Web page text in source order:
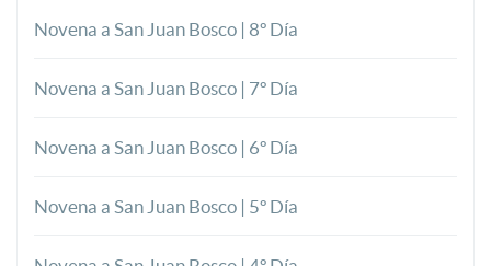
Novena a San Juan Bosco | 8º Día
Novena a San Juan Bosco | 7º Día
Novena a San Juan Bosco | 6º Día
Novena a San Juan Bosco | 5º Día